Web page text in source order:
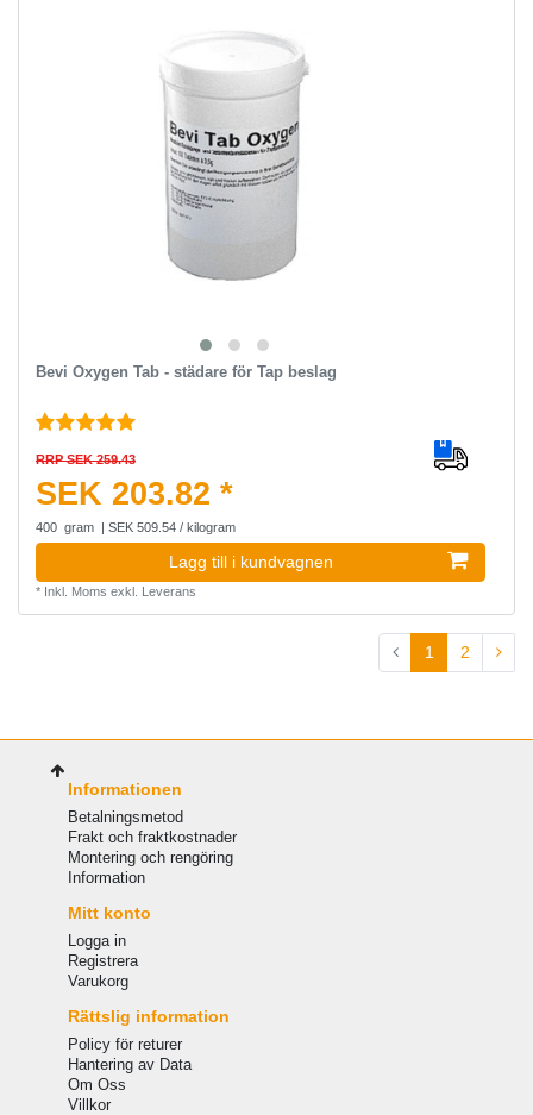
Bevi Oxygen Tab - städare för Tap beslag
RRP SEK 259.43
SEK 203.82 *
400 gram | SEK 509.54 / kilogram
Lagg till i kundvagnen
* Inkl. Moms exkl. Leverans
1 2
Informationen
Betalningsmetod
Frakt och fraktkostnader
Montering och rengöring
Information
Mitt konto
Logga in
Registrera
Varukorg
Rättslig information
Policy för returer
Hantering av Data
Om Oss
Villkor